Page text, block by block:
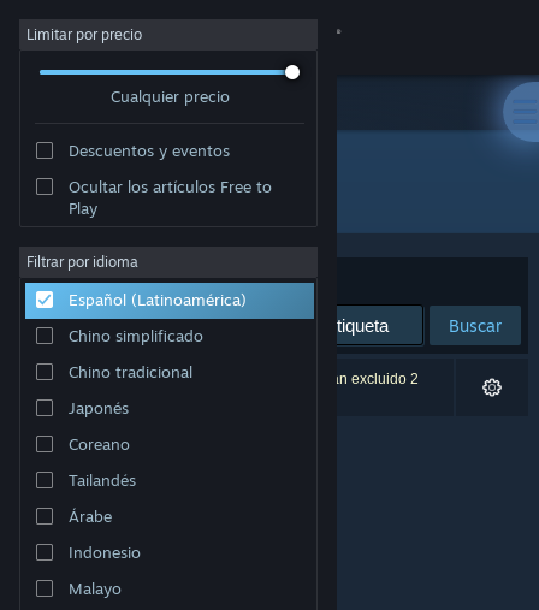
Iniciar sesión
Acerca de
Soporte
Cambiar idioma
Obtener la aplicación de Steam Mobile
Ver versión clásica
Limitar por precio
Cualquier precio
Descuentos y eventos
Ocultar los artículos Free to
Play
Filtrar por idioma
Español (Latinoamérica)
Chino simplificado
Chino tradicional
Japonés
Coreano
Tailandés
Árabe
Indonesio
Malayo
Desarrollador: Darkraven
Ordenar por Relevancia
Buscar
0 resultado(s) coinciden con la búsqueda. Se han excluido 2
títulos según tus preferencias.